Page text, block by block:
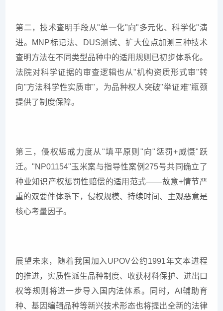
第二，技术查明手段从"单一化"向"多元化、科学化"演
进。MNP标记法、DUS测试、扩大位点加测三种技术
查明方法在不同类型品种中的适用规则已初步体系化。
法院对科学证据的审查逻辑也从"机构资质形式审"转
向"方法科学性实质审"，为品种权人突破"举证难"瓶颈
提供了制度保障。
第三，侵权惩戒力度从"填平原则"向"惩罚+威慑"跃
迁。"NP01154"玉米案与指导性案例275号共同确立了
种业知识产权惩罚性赔偿的适用范式——故意+情节严
重的双要件体系下，侵权规模、持续时间、主观恶意是
核心考量因子。
展望未来，随着我国加入UPOV公约1991年文本进程
的推进，实质性派生品种制度、收获材料保护、进出口
权等规则将进一步导入国内法体系。同时，AI辅助育
种、基因编辑品种等新兴技术形态也将提出全新的法律